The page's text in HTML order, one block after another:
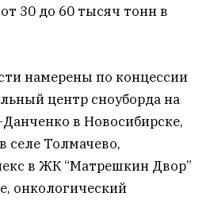
30 до 60 тысяч тонн в
намерены по концессии
центр сноуборда на
в Новосибирске,
селе Толмачево,
в ЖК “Матрешкин Двор”
онкологический